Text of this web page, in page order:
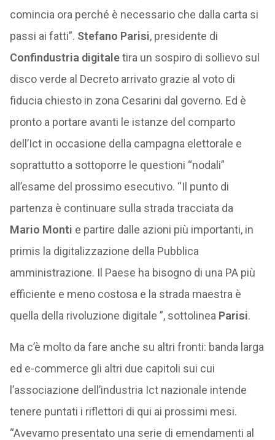
comincia ora perché è necessario che dalla carta si
passi ai fatti”. Stefano Parisi, presidente di
Confindustria digitaletira un sospiro di sollievo sul
disco verde al Decreto arrivato grazie al voto di
fiducia chiesto in zona Cesarini dal governo. Ed è
pronto a portare avanti le istanze del comparto
dell’Ict in occasione della campagna elettorale e
soprattutto a sottoporre le questioni “nodali”
all’esame del prossimo esecutivo. “Il punto di
partenza è continuare sulla strada tracciata da
Mario Monti e partire dalle azioni più importanti, in
primis la digitalizzazione della Pubblica
amministrazione. Il Paese ha bisogno di una PA più
efficiente e meno costosa e la strada maestra è
quella della rivoluzione digitale ”, sottolinea Parisi.
Ma c’è molto da fare anche su altri fronti: banda larga
ed e-commerce gli altri due capitoli sui cui
l’associazione dell’industria Ict nazionale intende
tenere puntati i riflettori di qui ai prossimi mesi.
“Avevamo presentato una serie di emendamenti al